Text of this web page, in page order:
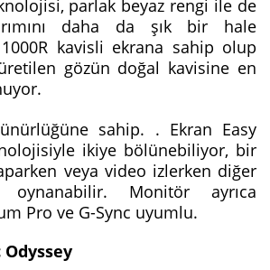
parlak beyaz rengi ile de
daha da şık bir hale
kavisli ekrana sahip olup
gözün doğal kavisine en
sahip. . Ekran Easy
ikiye bölünebiliyor, bir
veya video izlerken diğer
Monitör ayrıca
Pro ve G-Sync uyumlu.